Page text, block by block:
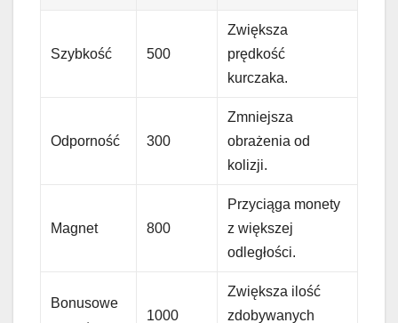
Szybkość 500
Zwiększa
prędkość
kurczaka.
Odporność 300
Zmniejsza
obrażenia od
kolizji.
Magnet 800
Przyciąga monety
z większej
odległości.
Bonusowe
1000
Zwiększa ilość
zdobywanych